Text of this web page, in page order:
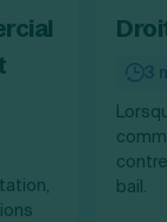
3
bail.